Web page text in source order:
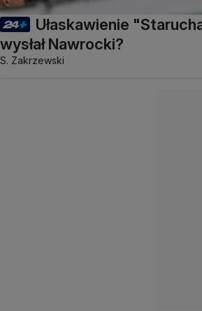
Ułaskawienie
wysłał Nawrocki?
S. Zakrzewski